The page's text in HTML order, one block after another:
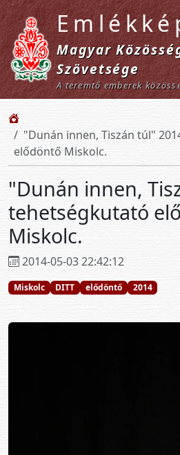
Magyar
Szövetsége
A teremtő emberek
"Dunán innen, Tiszán túl"
elődöntő Miskolc.
"Dunán innen,
tehetségkutató
Miskolc.
2014-05-03 22:42:12
Miskolc DITT elődöntő 2014